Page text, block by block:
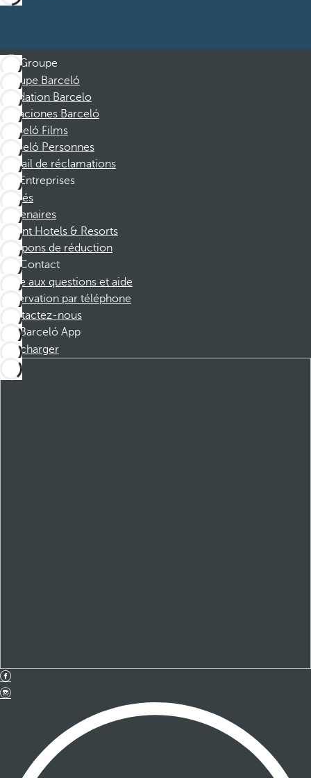
Groupe
Groupe Barceló
Fondation Barcelo
Vacaciones Barceló
Barceló Films
Barceló Personnes
Portail de réclamations
Entreprises
Affiliés
Partenaires
Dorint Hotels & Resorts
Coupons de réduction
Contact
Foire aux questions et aide
Réservation par téléphone
Contactez-nous
Barceló App
Télécharger